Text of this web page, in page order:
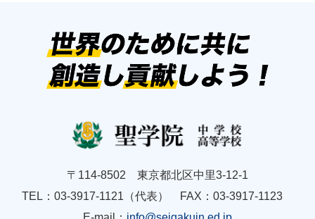
〒114-8502 東京都北区中里3-12-1
TEL：03-3917-1121（代表） FAX：03-3917-1123